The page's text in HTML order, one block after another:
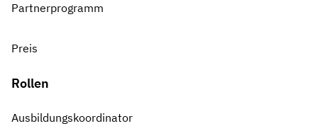
Partnerprogramm
Preis
Rollen
Ausbildungskoordinator